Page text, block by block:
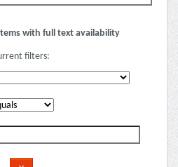
with full text availability
filters: